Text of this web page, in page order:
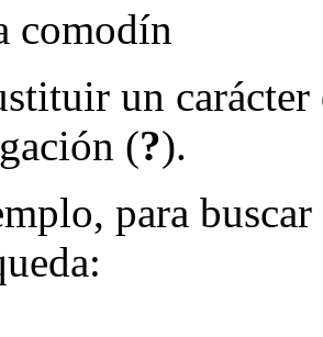
comodín
un
(?).
para